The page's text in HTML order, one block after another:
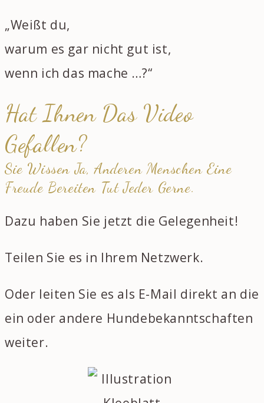
„Weißt du,
warum es gar nicht gut ist,
wenn ich das mache …?“
Hat Ihnen Das Video
Gefallen?
Sie Wissen Ja, Anderen Menschen Eine
Freude Bereiten Tut Jeder Gerne.
Dazu haben Sie jetzt die Gelegenheit!
Teilen Sie es in Ihrem Netzwerk.
Oder leiten Sie es als E-Mail direkt an die
ein oder andere Hundebekanntschaften
weiter.